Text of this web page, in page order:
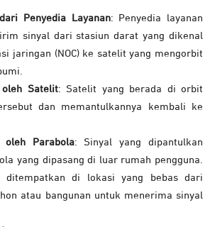
Penyedia Layanan: Penyedia layanan
sinyal dari stasiun darat yang dikenal
jaringan (NOC) ke satelit yang mengorbit
oleh Satelit: Satelit yang berada di orbit
dan memantulkannya kembali ke
oleh Parabola: Sinyal yang dipantulkan
yang dipasang di luar rumah pengguna.
ditempatkan di lokasi yang bebas dari
atau bangunan untuk menerima sinyal